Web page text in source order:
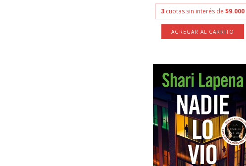
3 cuotas sin interés de$9.000